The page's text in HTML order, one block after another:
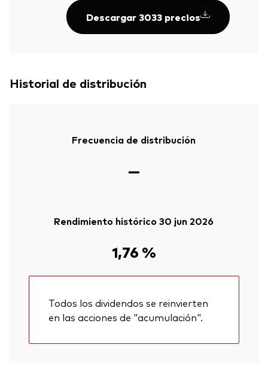
Descargar 3033 precios
Historial de distribución
Frecuencia de distribución
—
Rendimiento histórico 30 jun 2026
1,76 %
Todos los dividendos se reinvierten
en las acciones de "acumulación".